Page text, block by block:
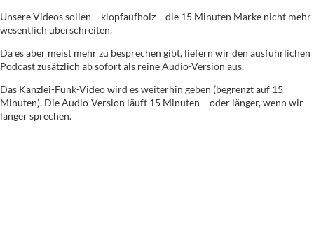
Unsere Videos sollen – klopfaufholz – die 15 Minuten Marke nicht mehr
wesentlich überschreiten.
Da es aber meist mehr zu besprechen gibt, liefern wir den ausführlichen
Podcast zusätzlich ab sofort als reine Audio-Version aus.
Das Kanzlei-Funk-Video wird es weiterhin geben (begrenzt auf 15
Minuten). Die Audio-Version läuft 15 Minuten – oder länger, wenn wir
länger sprechen.